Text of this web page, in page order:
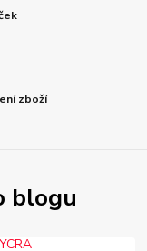
zboží
blogu